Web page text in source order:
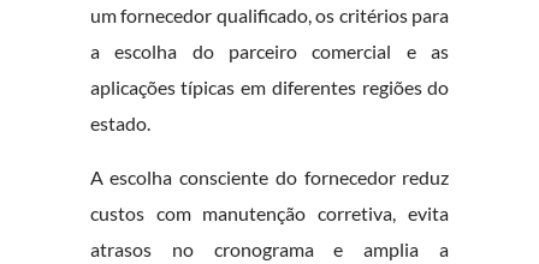
um fornecedor qualificado, os critérios para
a escolha do parceiro comercial e as
aplicações típicas em diferentes regiões do
estado.
A escolha consciente do fornecedor reduz
custos com manutenção corretiva, evita
atrasos no cronograma e amplia a